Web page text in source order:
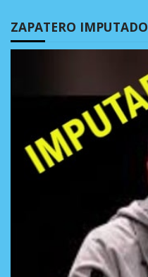
ZAPATERO IMPUTADO